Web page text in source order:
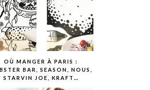
OÙ MANGER À PARIS :
BAR, SEASON, NOUS,
STARVIN JOE, KRAFT…